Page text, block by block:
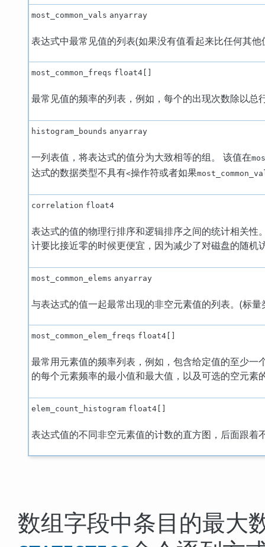
most_common_vals anyarray
表达式中最常见值的列表(如果没有值看起来比任何其
most_common_freqs float4[]
最常见值的频率的列表，例如，每个的出现次数除以总
histogram_bounds anyarray
一列表值，将表达式的值分为大致相等的组。 该值在
达式的数据类型不具有<操作符或者如果
correlation float4
表达式的值的物理行排序和逻辑排序之间的统计相关
计要比接近零的时候更便宜，因为减少了对磁盘的随机
most_common_elems anyarray
与表达式的值一起最常出现的非空元素值的列表。(标量
most_common_elem_freqs float4[]
最常用元素值的频率列表，例如，包含给定值的至少
的每个元素频率的最小值和最大值，以及可选的空元素
elem_count_histogram float4[]
表达式值的不同非空元素值的计数的直方图，后面跟
数组字段中条目的最大